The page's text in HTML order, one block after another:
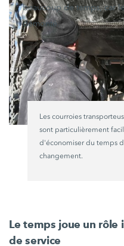
beaucoup de temps, car
démonté.
Les courroies
sont particulièrement
d'économiser du temps
changement.
Le temps joue un rôle
de service